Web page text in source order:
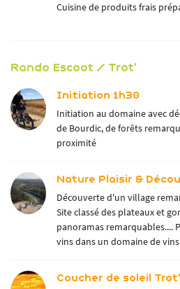
Cuisine de produits frais
Rando Escoot / Trot'
Initiation 1h30
Initiation au domaine avec
de Bourdic, de forêts
proximité
Nature Plaisir &
Découverte d'un village
Site classé des plateaux et
panoramas remarquables....
vins dans un domaine de
Coucher de soleil Trot'